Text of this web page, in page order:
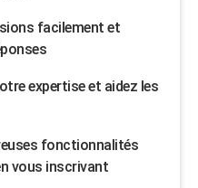
facilement et
expertise et aidez les
fonctionnalités
vous inscrivant